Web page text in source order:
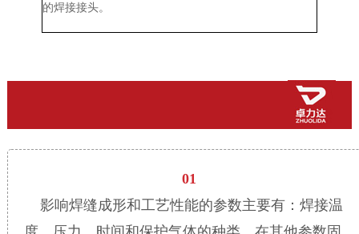
的焊接接头。
01
影响焊缝成形和工艺性能的参数主要有：焊接温